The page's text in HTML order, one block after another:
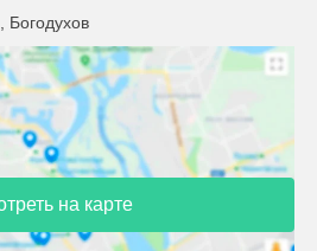
Богодухов
на карте